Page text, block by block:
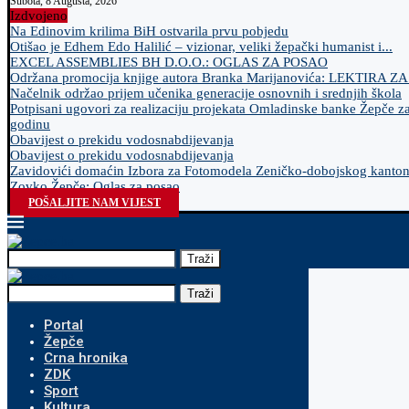
Izdvojeno
Na Edinovim krilima BiH ostvarila prvu pobjedu
Otišao je Edhem Edo Halilić – vizionar, veliki žepački humanist i...
EXCEL ASSEMBLIES BH D.O.O.: OGLAS ZA POSAO
Održana promocija knjige autora Branka Marijanovića: LEKTIRA
Načelnik održao prijem učenika generacije osnovnih i srednjih škola
Potpisani ugovori za realizaciju projekata Omladinske banke Žepče
godinu
Obavijest o prekidu vodosnabdijevanja
Obavijest o prekidu vodosnabdijevanja
Zavidovići domaćin Izbora za Fotomodela Zeničko-dobojskog
Zovko Žepče: Oglas za posao
POŠALJITE NAM VIJEST
Traži
Traži
Portal
Žepče
Crna hronika
ZDK
Sport